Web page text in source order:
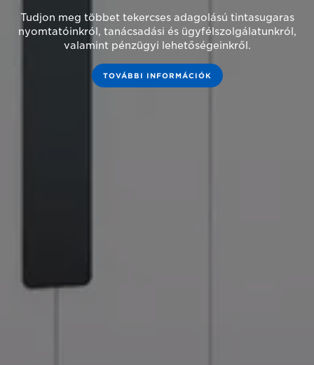
Tudjon meg többet tekercses adagolású tintasugaras
nyomtatóinkról, tanácsadási és ügyfélszolgálatunkról,
valamint pénzügyi lehetőségeinkről.
TOVÁBBI INFORMÁCIÓK